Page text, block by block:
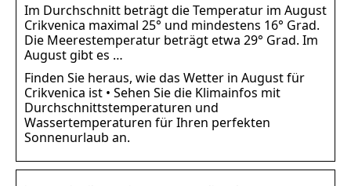
Im Durchschnitt beträgt die Temperatur im August
Crikvenica maximal 25° und mindestens 16° Grad.
Die Meerestemperatur beträgt etwa 29° Grad. Im
August gibt es …
Finden Sie heraus, wie das Wetter in August für
Crikvenica ist • Sehen Sie die Klimainfos mit
Durchschnittstemperaturen und
Wassertemperaturen für Ihren perfekten
Sonnenurlaub an.